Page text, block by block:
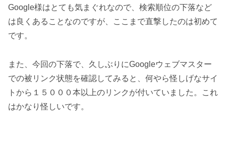
Google様はとても気まぐれなので、検索順位の下落など
は良くあることなのですが、ここまで直撃したのは初めて
です。
また、今回の下落で、久しぶりにGoogleウェブマスター
での被リンク状態を確認してみると、何やら怪しげなサイ
トから１５０００本以上のリンクが付いていました。これ
はかなり怪しいです。